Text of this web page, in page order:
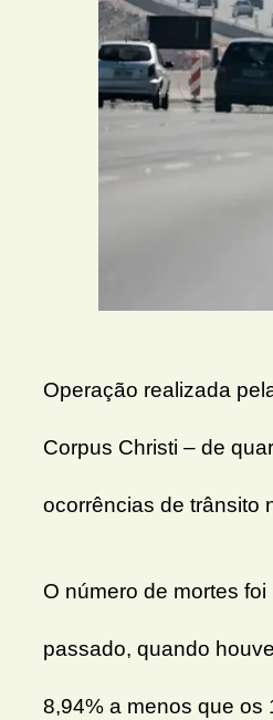
Operação realizada
Corpus Christi – de
ocorrências de trânsito
O número de mortes
passado, quando
8,94% a menos que os